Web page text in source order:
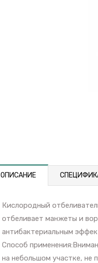
ОПИСАНИЕ
Кислородный
отбеливает манжеты и
антибактериальным
Способ
на небольшом участке, не